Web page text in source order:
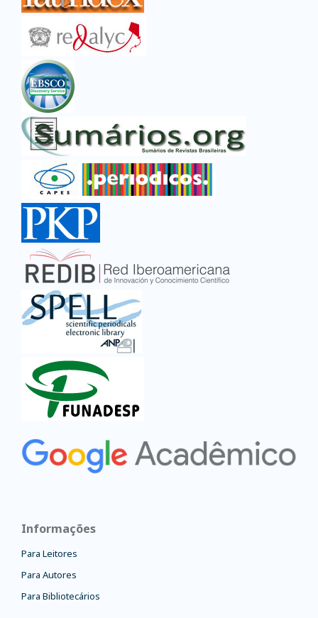
Informações
Para Leitores
Para Autores
Para Bibliotecários